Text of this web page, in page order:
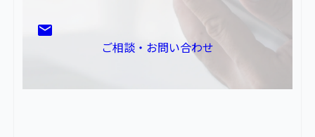
ご相談・お問い合わせ